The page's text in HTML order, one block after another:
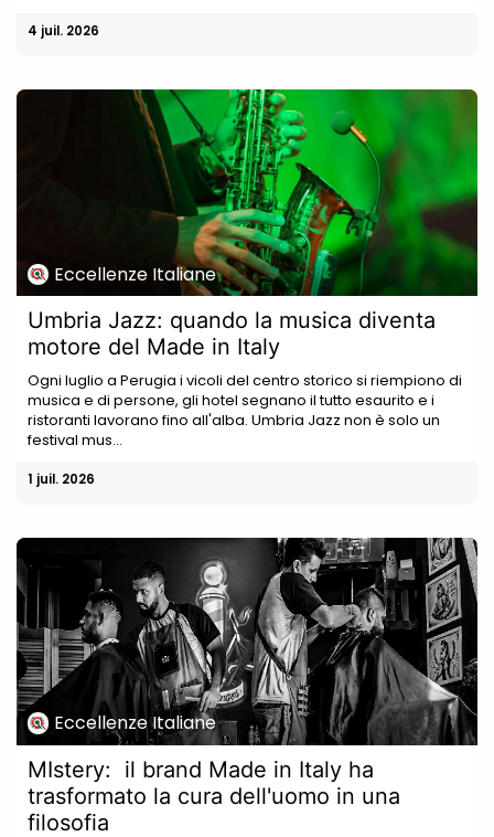
4 juil. 2026
Eccellenze Italiane
Umbria Jazz: quando la musica diventa
motore del Made in Italy
Ogni luglio a Perugia i vicoli del centro storico si riempiono di
musica e di persone, gli hotel segnano il tutto esaurito e i
ristoranti lavorano fino all'alba. Umbria Jazz non è solo un
festival mus...
1 juil. 2026
Eccellenze Italiane
MIstery: il brand Made in Italy ha
trasformato la cura dell'uomo in una
filosofia